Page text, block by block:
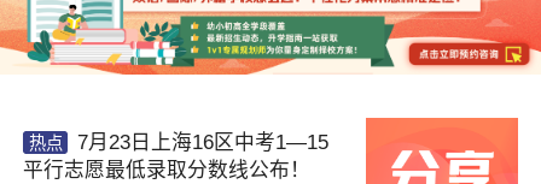
热点
7月23日上海16区中考1—15
平行志愿最低录取分数线公布！